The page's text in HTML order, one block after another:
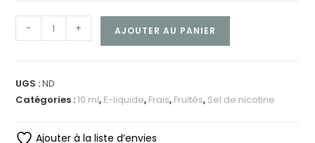
- + AJOUTER AU PANIER
UGS :ND
Catégories :10 ml, E-liquide, Frais, Fruités, Sel de nicotine
Ajouter à la liste d’envies